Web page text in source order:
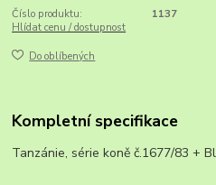
Číslo produktu:
1137
Hlídat cenu / dostupnost
Do oblíbených
Kompletní specifikace
Tanzánie, série koně č.1677/83